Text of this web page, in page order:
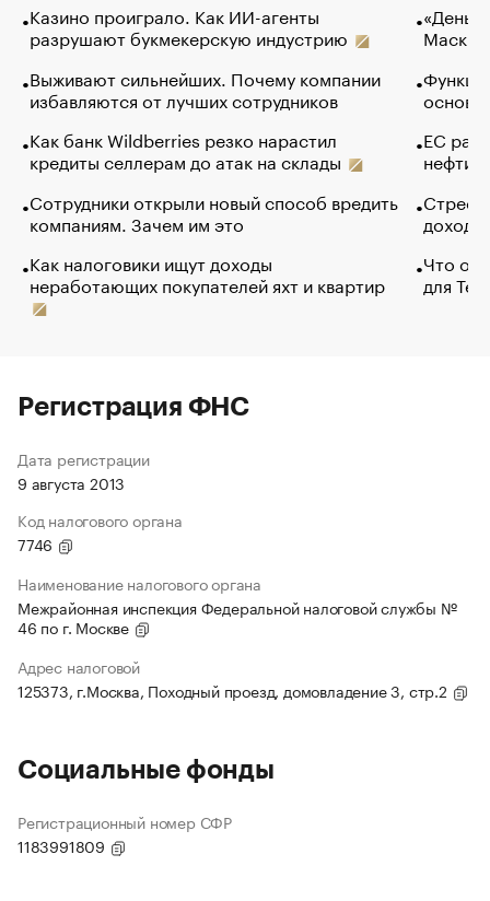
Казино проиграло. Как ИИ-агенты
разрушают букмекерскую индустрию
Выживают сильнейших. Почему компании
избавляются от лучших сотрудников
Как банк Wildberries резко нарастил
кредиты селлерам до атак на склады
Сотрудники открыли новый способ вредить
компаниям. Зачем им это
Как налоговики ищут доходы
неработающих покупателей яхт и квартир
Маск в
основ
ЕС
нефти
Что
для
Регистрация ФНС
Дата регистрации
9 августа 2013
Код налогового органа
7746
Наименование налогового органа
Межрайонная инспекция Федеральной налоговой службы №
46 по г. Москве
Адрес налоговой
125373, г.Москва, Походный проезд, домовладение 3, стр.2
Социальные фонды
Регистрационный номер СФР
1183991809